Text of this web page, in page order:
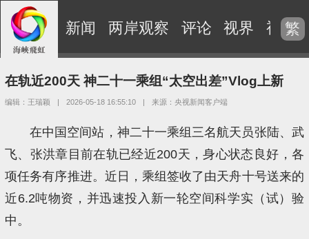
新闻 两岸观察 评论 视界 视频
繁
在轨近200天 神二十一乘组“太空出差”Vlog上新
编辑：王瑞颖 | 2026-05-18 16:55:10 | 来源：央视新闻客户端
在中国空间站，神二十一乘组三名航天员张陆、武
飞、张洪章目前在轨已经近200天，身心状态良好‌，各
项任务有序推进。近日，乘组签收了由天舟十号送来的
近6.2吨物资，并迅速投入新一轮空间科学实（试）验
中。